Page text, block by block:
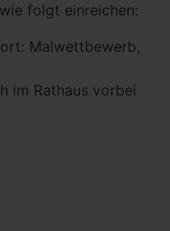
folgt einreichen:
Malwettbewerb,
im Rathaus vorbei